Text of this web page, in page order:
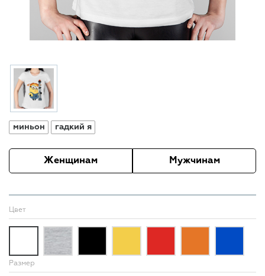
миньон гадкий я
Женщинам Мужчинам
Цвет
Размер